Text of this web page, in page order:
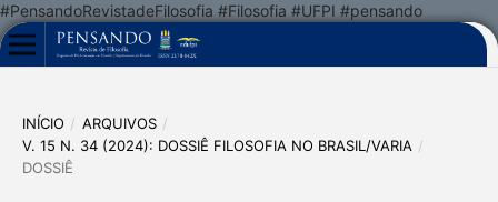
#PensandoRevistadeFilosofia #Filosofia #UFPI #pensando
INÍCIO / ARQUIVOS /
V. 15 N. 34 (2024): DOSSIÊ FILOSOFIA NO BRASIL/VARIA /
DOSSIÊ